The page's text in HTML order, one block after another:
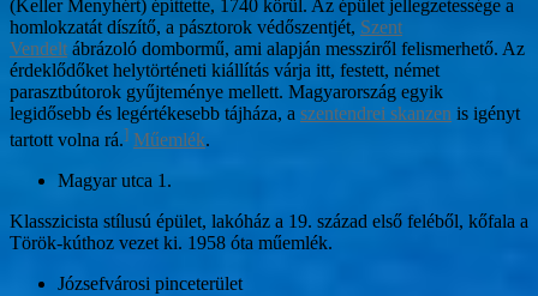
(Keller Menyhért) építtette, 1740 körül. Az épület jellegzetessége a
homlokzatát díszítő, a pásztorok védőszentjét, Szent
Vendelt ábrázoló dombormű, ami alapján messziről felismerhető. Az
érdeklődőket helytörténeti kiállítás várja itt, festett, német
parasztbútorok gyűjteménye mellett. Magyarország egyik
legidősebb és legértékesebb tájháza, a szentendrei skanzen is igényt
tartott volna rá.] Műemlék.
Magyar utca 1.
Klasszicista stílusú épület, lakóház a 19. század első feléből, kőfala a
Török-kúthoz vezet ki. 1958 óta műemlék.
Józsefvárosi pinceterület